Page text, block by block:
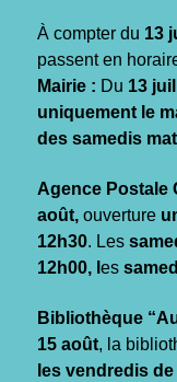
À compter du 13
passent en
Mairie : Du 13
uniquement le
des samedis
Agence Postale
août, ouverture
12h30. Les
12h00, l es
Bibliothèque
15 août, la
les vendredis